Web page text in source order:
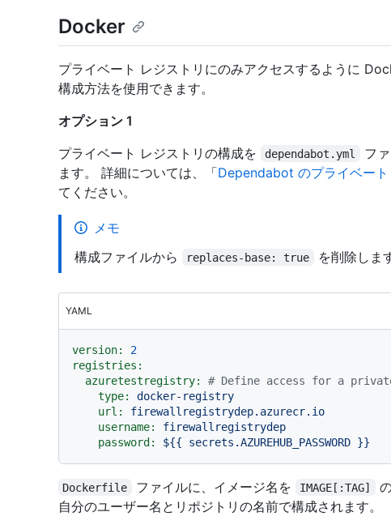
Docker
プライベート レジストリにのみアクセスするように
構成方法を使用できます。
オプション 1
プライベート レジストリの構成を
dependabot.yml フ
ます。 詳細については、「Dependabot のプライベー
てください。
メモ
構成ファイルから
replaces-base: true を削除しま
YAML
version:
2
registries:
azuretestregistry:
# Define access for a
type:
docker-registry
url:
firewallregistrydep.azurecr.io
username:
firewallregistrydep
password:
${{ secrets.AZUREHUB_PASSWORD }}
Dockerfile ファイルに、イメージ名を IMAGE[:TAG]
自分のユーザー名とリポジトリの名前で構成されます。